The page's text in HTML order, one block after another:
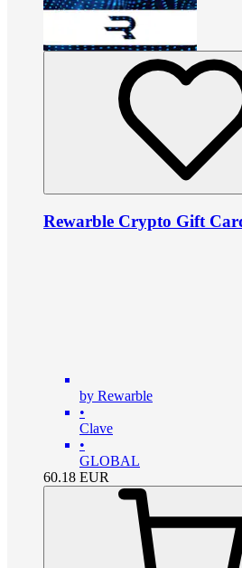
Rewarble Crypto Gift
by Rewarble
•
Clave
•
GLOBAL
60.18 EUR